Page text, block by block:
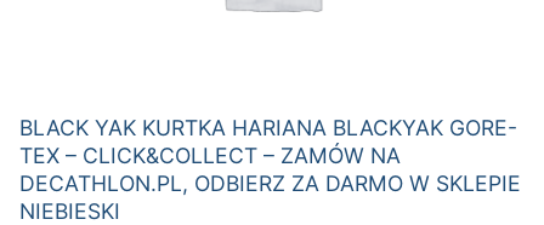
BLACK YAK KURTKA HARIANA BLACKYAK GORE-
TEX – CLICK&COLLECT – ZAMÓW NA
DECATHLON.PL, ODBIERZ ZA DARMO W SKLEPIE
NIEBIESKI